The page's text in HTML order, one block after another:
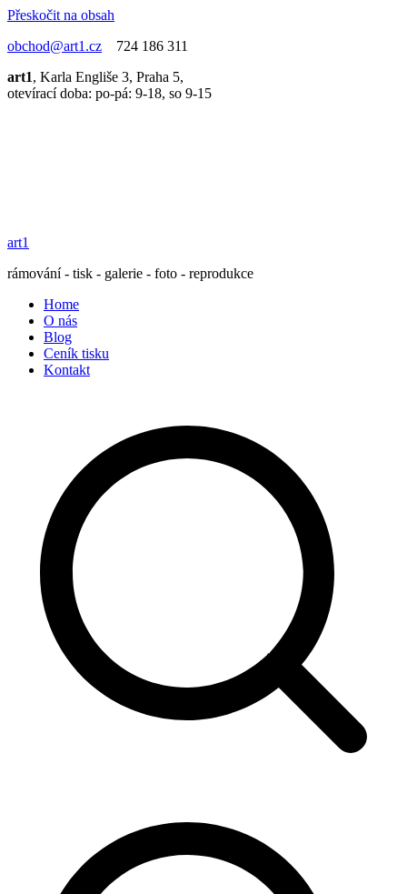
Přeskočit na obsah
obchod@art1.cz 724 186 311
art1, Karla Engliše 3, Praha 5,
otevírací doba: po-pá: 9-18, so 9-15
art1
rámování - tisk - galerie - foto - reprodukce
Home
O nás
Blog
Ceník tisku
Kontakt